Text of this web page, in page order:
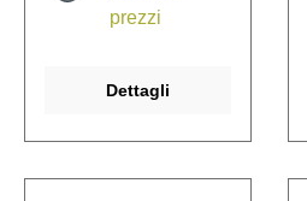
prezzi
Dettagli